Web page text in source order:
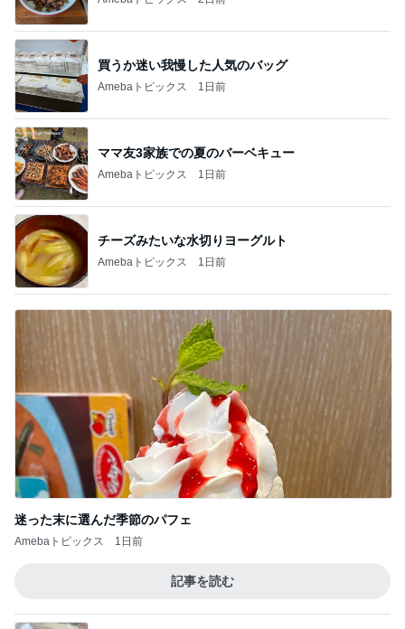
買うか迷い我慢した人気のバッグ
Amebaトピックス 1日前
ママ友3家族での夏のバーベキュー
Amebaトピックス 1日前
チーズみたいな水切りヨーグルト
Amebaトピックス 1日前
迷った末に選んだ季節のパフェ
Amebaトピックス 1日前
記事を読む